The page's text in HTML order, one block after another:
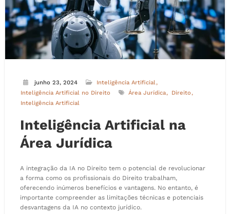
junho 23, 2024
Inteligência Artificial
Inteligência Artificial no Direito
Área Jurídica
Direito
Inteligência Artificial
Inteligência Artificial na
Área Jurídica
A integração da IA no Direito tem o potencial de revolucionar
a forma como os profissionais do Direito trabalham,
oferecendo inúmeros benefícios e vantagens. No entanto, é
importante compreender as limitações técnicas e potenciais
desvantagens da IA no contexto jurídico.